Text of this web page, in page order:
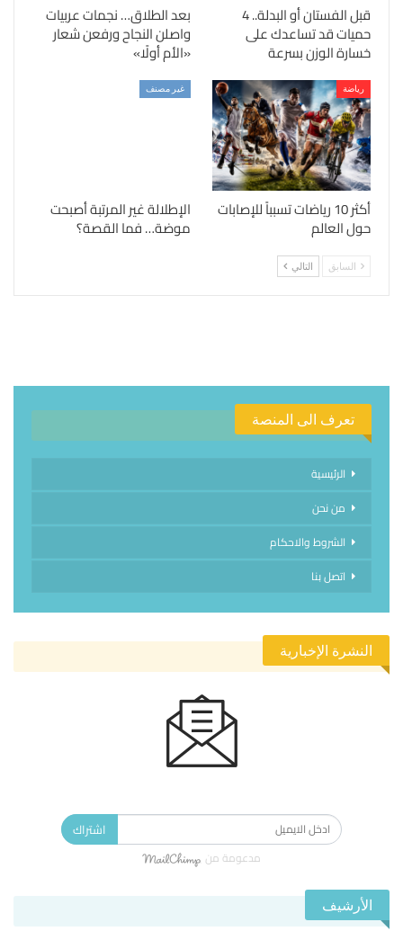
قبل الفستان أو البدلة.. 4
حميات قد تساعدك على
خسارة الوزن بسرعة
بعد الطلاق… نجمات عربيات
واصلن النجاح ورفعن شعار
«الأم أولًا»
رياضة
أكثر 10 رياضات تسبباً للإصابات
حول العالم
غير مصنف
الإطلالة غير المرتبة أصبحت
موضة… فما القصة؟
السابق التالي
تعرف الى المنصة
الرئيسية
من نحن
الشروط والاحكام
اتصل بنا
النشرة الإخبارية
اشتراك
مدعومة من
الأرشيف